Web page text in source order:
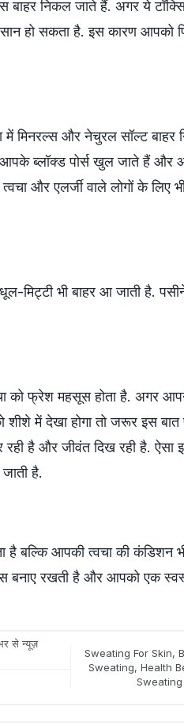
बाहर निकल जाते हैं. अगर ये
हो सकता है. इस कारण आपको
मिनरल्स और नेचुरल सॉल्ट बाहर
ब्लॉक्ड पोर्स खुल जाते हैं और
और एलर्जी वाले लोगों के लिए
भी बाहर आ जाती है.
को फ्रेश महसूस होता है. अगर
में देखा होगा तो जरूर इस बात
रही है और जीवंत दिख रही है. ऐसा
है.
बल्कि आपकी त्वचा की कंडिशन
बनाए रखती है और आपको एक
से न्यूज़
Sweating For Skin,
Sweating, Health
Sweating